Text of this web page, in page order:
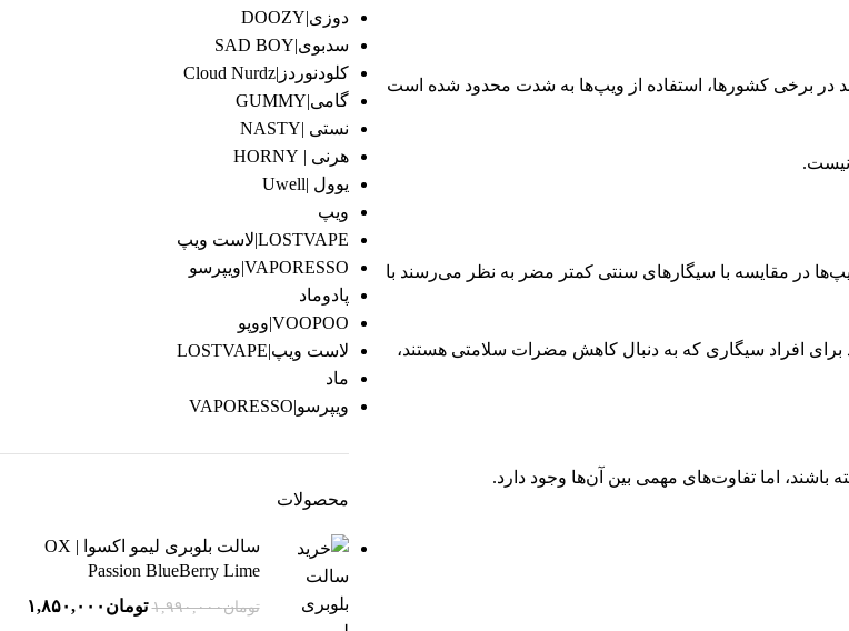
در برخی کشورها، استفاده از ویپ‌ها به شدت محدود شده است
نیست.
در مقایسه با سیگارهای سنتی کمتر مضر به نظر می‌رسند با
برای افراد سیگاری که به دنبال کاهش مضرات سلامتی هستند،
باشند، اما تفاوت‌های مهمی بین آن‌ها وجود دارد.
دوزی|DOOZY
سدبوی|SAD BOY
کلودنوردز|Cloud Nurdz
گامی|GUMMY
نستی |NASTY
هرنی | HORNY
یوول |Uwell
ویپ
LOSTVAPE|لاست ویپ
VAPORESSO|ویپرسو
پادوماد
VOOPOO|ووپو
لاست ویپ|LOSTVAPE
ماد
ویپرسو|VAPORESSO
محصولات
سالت بلوبری لیمو اکسوا | OX
Passion BlueBerry Lime
تومان۱,۹۹۰,۰۰۰ تومان ۱,۸۵۰,۰۰۰